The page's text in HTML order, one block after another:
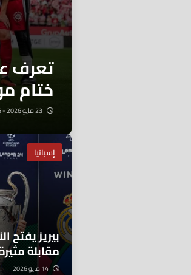
تعرف
ختام
إسبانيا
بيريز يفتح
مقابلة
14 مايو 2026